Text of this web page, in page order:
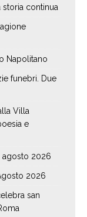
storia continua
Napolitano
funebri. Due
Villa
e
agosto 2026
2026
san